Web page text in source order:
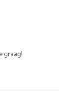
graag!